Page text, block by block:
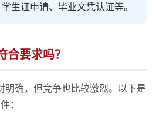
生证申请、毕业文凭认证等。
合要求吗？
明确，但竞争也比较激烈。以下是
：